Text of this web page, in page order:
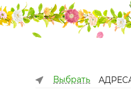
Выбрать